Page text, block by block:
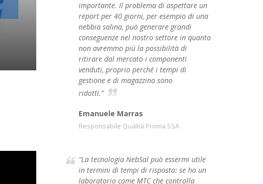
importante. Il problema di aspettare un
report per 40 giorni, per esempio di una
nebbia salina, può generare grandi
conseguenze nel nostro settore in quanto
non avremmo più la possibilità di
ritirare dal mercato i componenti
venduti, proprio perché i tempi di
gestione e di magazzino sono
ridotti.”
Emanuele Marras
Responsabile Qualità Proma SSA
“La tecnologia NebSal può essermi utile
in termini di tempi di risposta: se ho un
laboratorio come MTC che controlla